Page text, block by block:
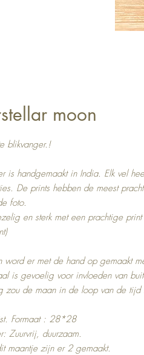
moon
blikvanger.!
is handgemaakt in India. Elk vel
De prints hebben de meest
foto.
en sterk met een prachtige
word er met de hand op gemaakt
is gevoelig voor invloeden van
zou de maan in de loop van de tijd
Formaat : 28*28
Zuurvrij, duurzaam.
maantje zijn er 2 gemaakt.